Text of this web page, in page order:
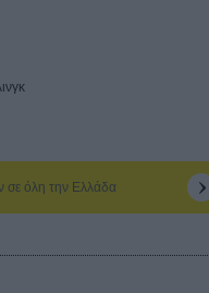
σε όλη την Ελλάδα